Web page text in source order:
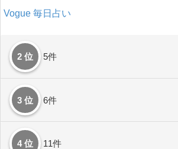
Vogue 毎日占い
2 位 5件
3 位 6件
4 位 11件